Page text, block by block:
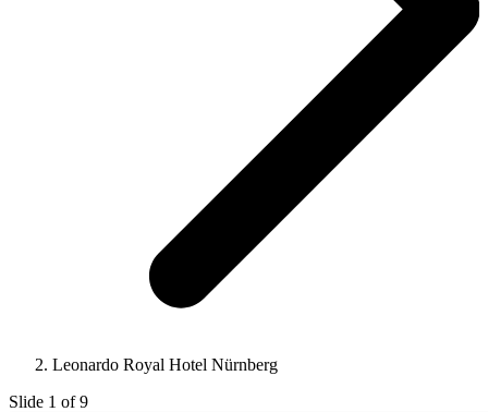
Leonardo Royal Hotel Nürnberg
Slide 1 of 9